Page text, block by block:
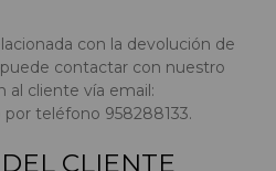
con la devolución de
contactar con nuestro
cliente vía email:
por teléfono 958288133.
CLIENTE